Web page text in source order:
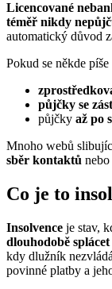
Licencované
téměř nikdy
automatický důvod
Pokud se někde
půjčky se
půjčky až po
Mnoho webů
sběr kontaktů
Co je to
Insolvence je stav,
dlouhodobě
kdy dlužník
povinné platby a